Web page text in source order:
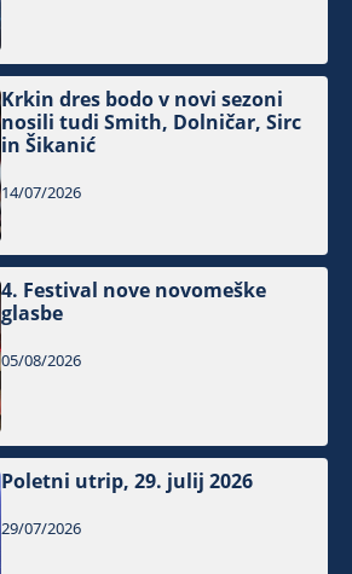
Krkin dres bodo v novi sezoni
nosili tudi Smith, Dolničar, Sirc
in Šikanić
14/07/2026
4. Festival nove novomeške
glasbe
05/08/2026
Poletni utrip, 29. julij 2026
29/07/2026